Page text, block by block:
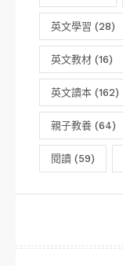
英文學習 (28)
英文教材 (16)
英文讀本 (162)
親子教養 (64)
閱讀 (59)